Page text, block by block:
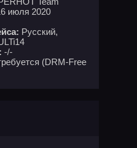
июля 2020
Русский,
-/-
(DRM-Free